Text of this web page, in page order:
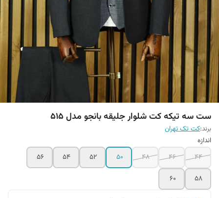
ست سه تیکه کت شلوار جلیقه بانجو مدل 515
برند:کت تک تهران
اندازه
44
46
48
50
52
54
56
58
60